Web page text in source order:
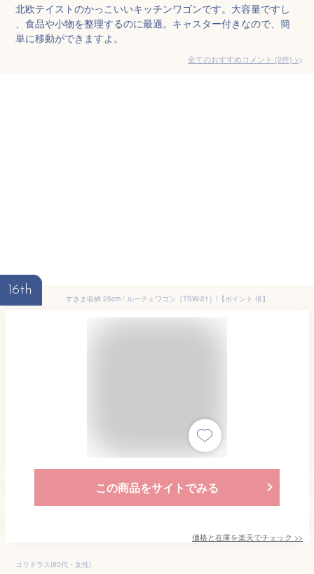
北欧テイストのかっこいいキッチンワゴンです。大容量ですし
、食品や小物を整理するのに最適。キャスター付きなので、簡
単に移動ができますよ。
全てのおすすめコメント (2件) >
16th
すきま収納 25cm / ルーチェワゴン［TSW-21］/【ポイント 倍】
この商品をサイトでみる
価格と在庫を楽天でチェック >>
コリドラス(60代・女性)